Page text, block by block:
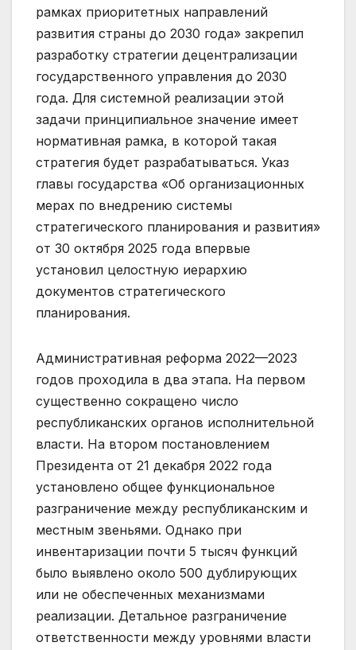
рамках приоритетных направлений
развития страны до 2030 года» закрепил
разработку стратегии децентрализации
государственного управления до 2030
года. Для системной реализации этой
задачи принципиальное значение имеет
нормативная рамка, в которой такая
стратегия будет разрабатываться. Указ
главы государства «Об организационных
мерах по внедрению системы
стратегического планирования и развития»
от 30 октября 2025 года впервые
установил целостную иерархию
документов стратегического
планирования.
Административная реформа 2022—2023
годов проходила в два этапа. На первом
существенно сокращено число
республиканских органов исполнительной
власти. На втором постановлением
Президента от 21 декабря 2022 года
установлено общее функциональное
разграничение между республиканским и
местным звеньями. Однако при
инвентаризации почти 5 тысяч функций
было выявлено около 500 дублирующих
или не обеспеченных механизмами
реализации. Детальное разграничение
ответственности между уровнями власти